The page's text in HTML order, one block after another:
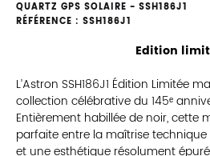
QUARTZ GPS SOLAIRE - SSH186J1
RÉFÉRENCE : SSH186J1
Edition
L’Astron SSH186J1 Édition Limitée
collection célébrative du 145ᵉ
Entièrement habillée de noir, cette
parfaite entre la maîtrise
et une esthétique résolument